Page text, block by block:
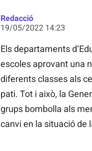
Redacció
19/05/2022 14:23
Els departaments
escoles aprovant una
diferents classes als
pati. Tot i això, la
grups bombolla als
canvi en la situació de